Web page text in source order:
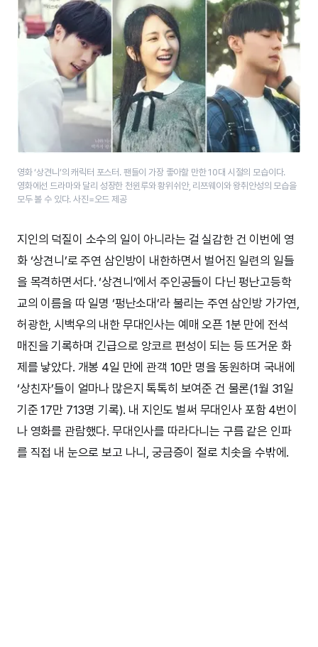
영화 ‘상견니’의 캐릭터 포스터. 팬들이 가장 좋아할 만한 10대 시절의 모습이다.
영화에선 드라마와 달리 성장한 천윈루와 황위쉬안, 리쯔웨이와 왕취안성의 모습을
모두 볼 수 있다. 사진=오드 제공
지인의 덕질이 소수의 일이 아니라는 걸 실감한 건 이번에 영
화 ‘상견니’로 주연 삼인방이 내한하면서 벌어진 일련의 일들
을 목격하면서다. ‘상견니’에서 주인공들이 다닌 펑난고등학
교의 이름을 따 일명 ‘펑난소대’라 불리는 주연 삼인방 가가연,
허광한, 시백우의 내한 무대인사는 예매 오픈 1분 만에 전석
매진을 기록하며 긴급으로 앙코르 편성이 되는 등 뜨거운 화
제를 낳았다. 개봉 4일 만에 관객 10만 명을 동원하며 국내에
‘상친자’들이 얼마나 많은지 톡톡히 보여준 건 물론(1월 31일
기준 17만 713명 기록). 내 지인도 벌써 무대인사 포함 4번이
나 영화를 관람했다. 무대인사를 따라다니는 구름 같은 인파
를 직접 내 눈으로 보고 나니, 궁금증이 절로 치솟을 수밖에.